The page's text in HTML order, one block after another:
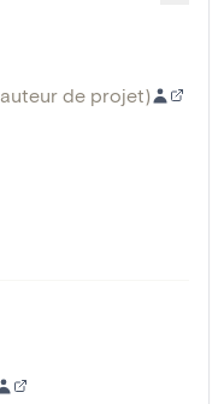
auteur de projet)